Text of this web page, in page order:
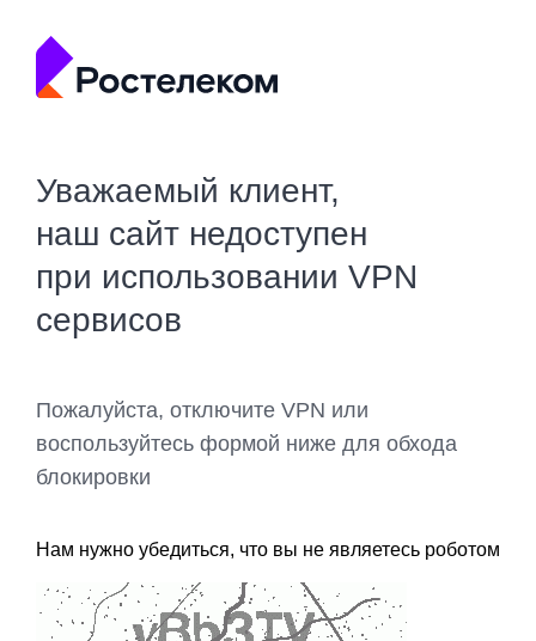
Уважаемый клиент,
наш сайт недоступен
при использовании VPN
сервисов
Пожалуйста, отключите VPN или
воспользуйтесь формой ниже для обхода
блокировки
Нам нужно убедиться, что вы не являетесь роботом